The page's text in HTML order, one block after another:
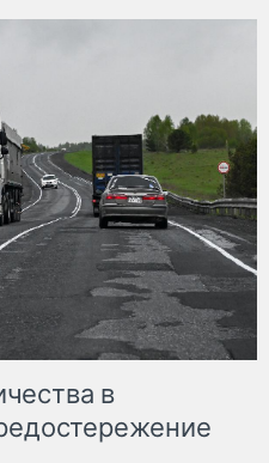
в